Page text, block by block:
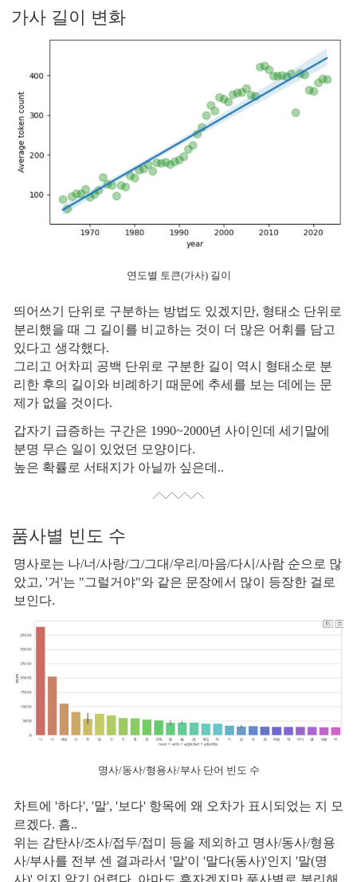
가사 길이 변화
연도별 토큰(가사) 길이
띄어쓰기 단위로 구분하는 방법도 있겠지만, 형태소 단위로
분리했을 때 그 길이를 비교하는 것이 더 많은 어휘를 담고
있다고 생각했다.
그리고 어차피 공백 단위로 구분한 길이 역시 형태소로 분
리한 후의 길이와 비례하기 때문에 추세를 보는 데에는 문
제가 없을 것이다.
갑자기 급증하는 구간은 1990~2000년 사이인데 세기말에
분명 무슨 일이 있었던 모양이다.
높은 확률로 서태지가 아닐까 싶은데..
품사별 빈도 수
명사로는 나/너/사랑/그/그대/우리/마음/다시/사람 순으로 많
았고, '거'는 "그럴거야"와 같은 문장에서 많이 등장한 걸로
보인다.
명사/동사/형용사/부사 단어 빈도 수
차트에 '하다', '말', '보다' 항목에 왜 오차가 표시되었는 지 모
르겠다. 흠..
위는 감탄사/조사/접두/접미 등을 제외하고 명사/동사/형용
사/부사를 전부 센 결과라서 '말'이 '말다(동사)'인지 '말(명
사)' 인지 알기 어렵다. 아마도 후자겠지만 품사별로 분리해